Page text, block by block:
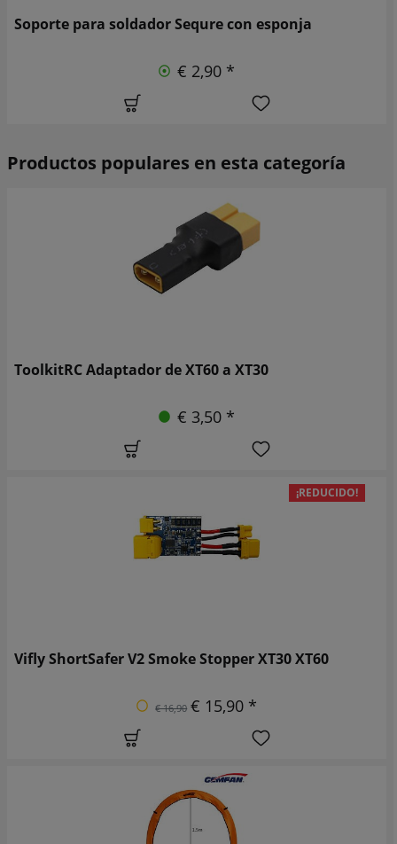
Soporte para soldador Sequre con esponja
€ 2,90 *
Productos populares en esta categoría
ToolkitRC Adaptador de XT60 a XT30
€ 3,50 *
¡REDUCIDO!
Vifly ShortSafer V2 Smoke Stopper XT30 XT60
€ 16,90 € 15,90 *